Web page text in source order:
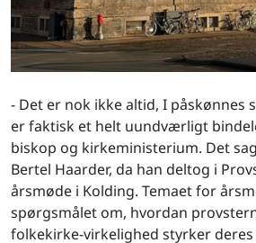
- Det er nok ikke altid, I påskønnes
er faktisk et helt uundværligt
biskop og kirkeministerium. Det
Bertel Haarder, da han deltog i
årsmøde i Kolding. Temaet for
spørgsmålet om, hvordan
folkekirke-virkelighed styrker